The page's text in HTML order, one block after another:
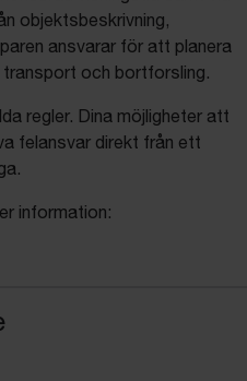
objektsbeskrivning,
ansvarar för att planera
och bortforsling.
regler. Dina möjligheter att
felansvar direkt från ett
information: